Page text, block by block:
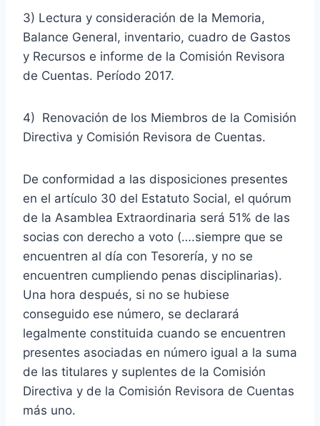
3) Lectura y consideración de la Memoria,
Balance General, inventario, cuadro de Gastos
y Recursos e informe de la Comisión Revisora
de Cuentas. Período 2017.
4) Renovación de los Miembros de la Comisión
Directiva y Comisión Revisora de Cuentas.
De conformidad a las disposiciones presentes
en el artículo 30 del Estatuto Social, el quórum
de la Asamblea Extraordinaria será 51% de las
socias con derecho a voto (….siempre que se
encuentren al día con Tesorería, y no se
encuentren cumpliendo penas disciplinarias).
Una hora después, si no se hubiese
conseguido ese número, se declarará
legalmente constituida cuando se encuentren
presentes asociadas en número igual a la suma
de las titulares y suplentes de la Comisión
Directiva y de la Comisión Revisora de Cuentas
más uno.